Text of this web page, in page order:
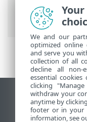
Mais>
Novo modelo
Ver site para
End of Life
We and our
optimized online
and serve you
collection of all
decline all non-
essential
clicking
withdraw your
anytime by
footer or in your
information, see